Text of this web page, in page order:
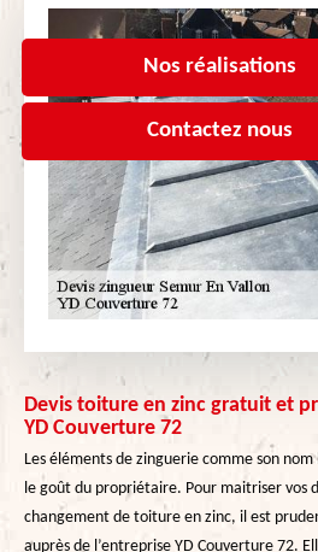
Nos réalisations
Contactez nous
Devis toiture en zinc gratuit et
YD Couverture 72
Les éléments de zinguerie comme son
le goût du propriétaire. Pour maitriser vos
changement de toiture en zinc, il est
auprès de l’entreprise YD Couverture 72.